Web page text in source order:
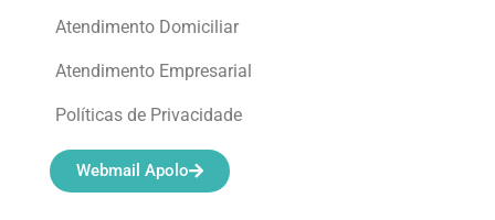
Atendimento Domiciliar
Atendimento Empresarial
Políticas de Privacidade
Webmail Apolo